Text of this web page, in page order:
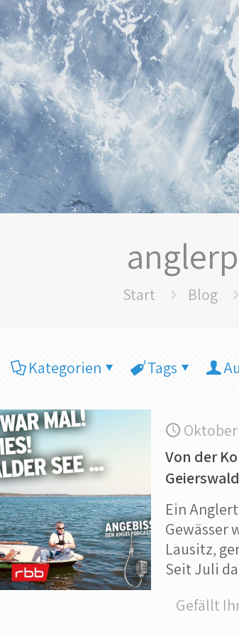
Start Blog
Kategorien Tags
Oktober
Von der
Ein
Gewässer
Lausitz,
Seit Juli
Gefällt